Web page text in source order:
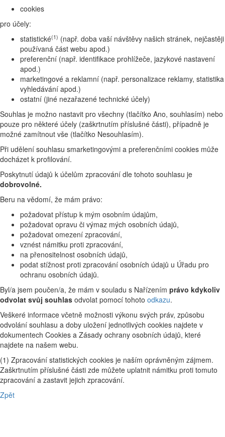
cookies
pro účely:
statistické(1) (např. doba vaší návštěvy našich stránek, nejčastěji
používaná část webu apod.)
preferenční (např. identifikace prohlížeče, jazykové nastavení
apod.)
marketingové a reklamní (např. personalizace reklamy, statistika
vyhledávání apod.)
ostatní (jiné nezařazené technické účely)
Souhlas je možno nastavit pro všechny (tlačítko Ano, souhlasím) nebo
pouze pro některé účely (zaškrtnutím příslušné části), případně je
možné zamítnout vše (tlačítko Nesouhlasím).
Při udělení souhlasu smarketingovými a preferenčními cookies může
docházet k profilování.
Poskytnutí údajů k účelům zpracování dle tohoto souhlasu je
dobrovolné.
Beru na vědomí, že mám právo:
požadovat přístup k mým osobním údajům,
požadovat opravu či výmaz mých osobních údajů,
požadovat omezení zpracování,
vznést námitku proti zpracování,
na přenositelnost osobních údajů,
podat stížnost proti zpracování osobních údajů u Úřadu pro
ochranu osobních údajů.
Byl/a jsem poučen/a, že mám v souladu s Nařízením právo kdykoliv
odvolat svůj souhlas odvolat pomocí tohoto odkazu.
Veškeré informace včetně možnosti výkonu svých práv, způsobu
odvolání souhlasu a doby uložení jednotlivých cookies najdete v
dokumentech Cookies a Zásady ochrany osobních údajů, které
najdete na našem webu.
(1) Zpracování statistických cookies je naším oprávněným zájmem.
Zaškrtnutím příslušné části zde můžete uplatnit námitku proti tomuto
zpracování a zastavit jejich zpracování.
Zpět